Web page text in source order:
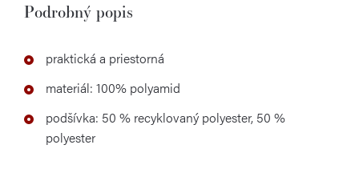
Podrobný popis
praktická a priestorná
materiál: 100% polyamid
podšívka: 50 % recyklovaný polyester, 50 %
polyester